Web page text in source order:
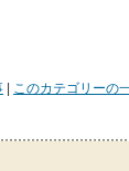
| このカテゴリーの